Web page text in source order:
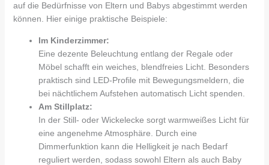
auf die Bedürfnisse von Eltern und Babys abgestimmt werden
können. Hier einige praktische Beispiele:
Im Kinderzimmer:
Eine dezente Beleuchtung entlang der Regale oder
Möbel schafft ein weiches, blendfreies Licht. Besonders
praktisch sind LED-Profile mit Bewegungsmeldern, die
bei nächtlichem Aufstehen automatisch Licht spenden.
Am Stillplatz:
In der Still- oder Wickelecke sorgt warmweißes Licht für
eine angenehme Atmosphäre. Durch eine
Dimmerfunktion kann die Helligkeit je nach Bedarf
reguliert werden, sodass sowohl Eltern als auch Baby